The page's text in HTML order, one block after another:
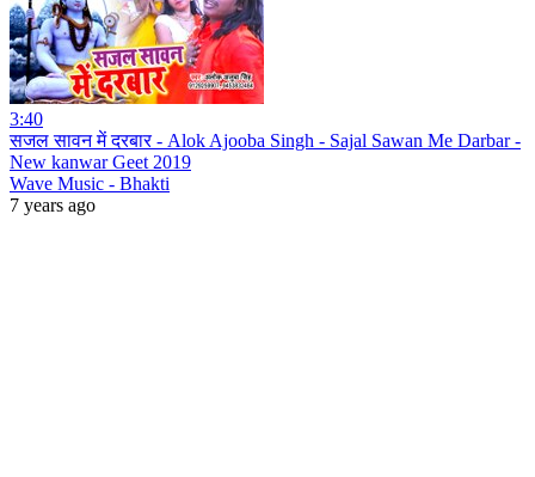
3:40
सजल सावन में दरबार - Alok Ajooba Singh - Sajal Sawan Me Darbar -
New kanwar Geet 2019
Wave Music - Bhakti
7 years ago